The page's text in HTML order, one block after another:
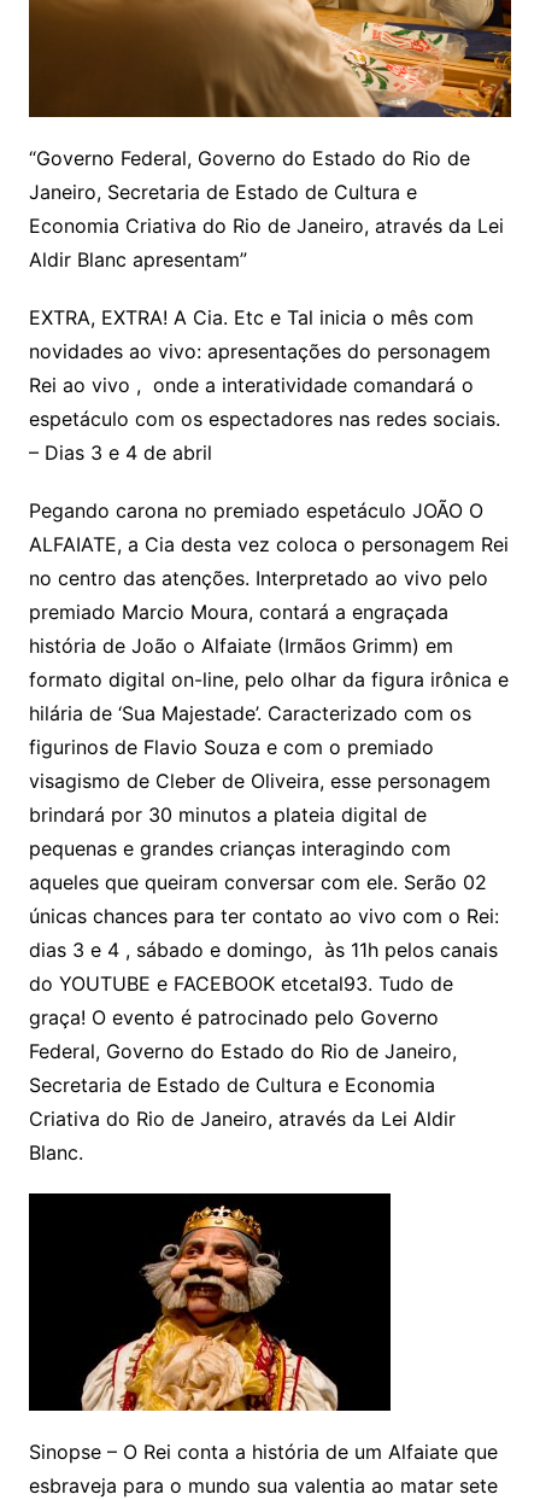
“Governo Federal, Governo do Estado do Rio de
Janeiro, Secretaria de Estado de Cultura e
Economia Criativa do Rio de Janeiro, através da Lei
Aldir Blanc apresentam”
EXTRA, EXTRA! A Cia. Etc e Tal inicia o mês com
novidades ao vivo: apresentações do personagem
Rei ao vivo , onde a interatividade comandará o
espetáculo com os espectadores nas redes sociais.
– Dias 3 e 4 de abril
Pegando carona no premiado espetáculo JOÃO O
ALFAIATE, a Cia desta vez coloca o personagem Rei
no centro das atenções. Interpretado ao vivo pelo
premiado Marcio Moura, contará a engraçada
história de João o Alfaiate (Irmãos Grimm) em
formato digital on-line, pelo olhar da figura irônica e
hilária de ‘Sua Majestade’. Caracterizado com os
figurinos de Flavio Souza e com o premiado
visagismo de Cleber de Oliveira, esse personagem
brindará por 30 minutos a plateia digital de
pequenas e grandes crianças interagindo com
aqueles que queiram conversar com ele. Serão 02
únicas chances para ter contato ao vivo com o Rei:
dias 3 e 4 , sábado e domingo, às 11h pelos canais
do YOUTUBE e FACEBOOK etcetal93. Tudo de
graça! O evento é patrocinado pelo Governo
Federal, Governo do Estado do Rio de Janeiro,
Secretaria de Estado de Cultura e Economia
Criativa do Rio de Janeiro, através da Lei Aldir
Blanc.
Sinopse – O Rei conta a história de um Alfaiate que
esbraveja para o mundo sua valentia ao matar sete